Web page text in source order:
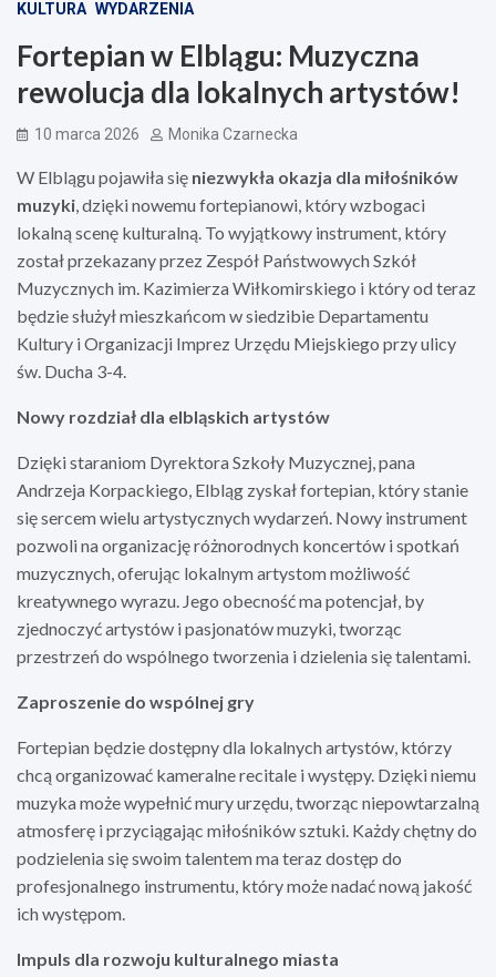
KULTURA WYDARZENIA
Fortepian w Elblągu: Muzyczna
rewolucja dla lokalnych artystów!
10 marca 2026 Monika Czarnecka
W Elblągu pojawiła się niezwykła okazja dla miłośników
muzyki, dzięki nowemu fortepianowi, który wzbogaci
lokalną scenę kulturalną. To wyjątkowy instrument, który
został przekazany przez Zespół Państwowych Szkół
Muzycznych im. Kazimierza Wiłkomirskiego i który od teraz
będzie służył mieszkańcom w siedzibie Departamentu
Kultury i Organizacji Imprez Urzędu Miejskiego przy ulicy
św. Ducha 3-4.
Nowy rozdział dla elbląskich artystów
Dzięki staraniom Dyrektora Szkoły Muzycznej, pana
Andrzeja Korpackiego, Elbląg zyskał fortepian, który stanie
się sercem wielu artystycznych wydarzeń. Nowy instrument
pozwoli na organizację różnorodnych koncertów i spotkań
muzycznych, oferując lokalnym artystom możliwość
kreatywnego wyrazu. Jego obecność ma potencjał, by
zjednoczyć artystów i pasjonatów muzyki, tworząc
przestrzeń do wspólnego tworzenia i dzielenia się talentami.
Zaproszenie do wspólnej gry
Fortepian będzie dostępny dla lokalnych artystów, którzy
chcą organizować kameralne recitale i występy. Dzięki niemu
muzyka może wypełnić mury urzędu, tworząc niepowtarzalną
atmosferę i przyciągając miłośników sztuki. Każdy chętny do
podzielenia się swoim talentem ma teraz dostęp do
profesjonalnego instrumentu, który może nadać nową jakość
ich występom.
Impuls dla rozwoju kulturalnego miasta